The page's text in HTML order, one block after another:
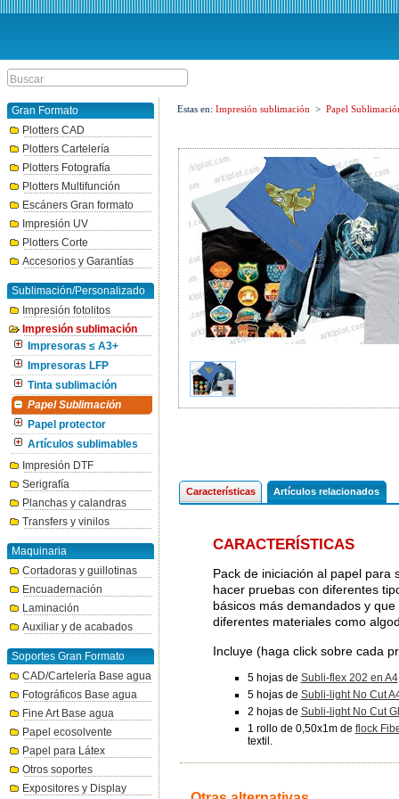
Gran Formato
Plotters CAD
Plotters Cartelería
Plotters Fotografía
Plotters Multifunción
Escáners Gran formato
Impresión UV
Plotters Corte
Accesorios y Garantías
Sublimación/Personalizado
Impresión fotolitos
Impresión sublimación
Impresoras ≤ A3+
Impresoras LFP
Tinta sublimación
Papel Sublimación
Papel protector
Artículos sublimables
Impresión DTF
Serigrafía
Planchas y calandras
Transfers y vinilos
Maquinaria
Cortadoras y guillotinas
Encuadernación
Laminación
Auxiliar y de acabados
Soportes Gran Formato
CAD/Cartelería Base agua
Fotográficos Base agua
Fine Art Base agua
Papel ecosolvente
Papel para Látex
Otros soportes
Expositores y Display
Estas en: Impresión sublimación > Papel
Características Artículos relacionados
CARACTERÍSTICAS
Pack de iniciación al papel para
hacer pruebas con diferentes
básicos más demandados y
diferentes materiales como
Incluye (haga click sobre cada
5 hojas de Subli-flex 202 en A4
5 hojas de Subli-light No Cut
2 hojas de Subli-light No Cut
1 rollo de 0,50x1m de flock
textil.